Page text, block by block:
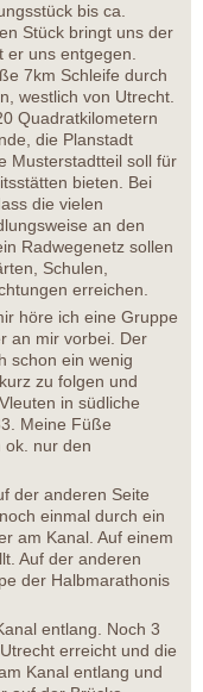
bis ca.
Stück bringt uns der
uns entgegen.
7km Schleife durch
westlich von Utrecht.
Quadratkilometern
die Planstadt
Musterstadtteil soll für
bieten. Bei
die vielen
an den
Radwegenetz sollen
Schulen,
erreichen.
höre ich eine Gruppe
an mir vorbei. Der
schon ein wenig
zu folgen und
in südliche
Meine Füße
ok. nur den
der anderen Seite
einmal durch ein
am Kanal. Auf einem
Auf der anderen
der Halbmarathonis
entlang. Noch 3
erreicht und die
Kanal entlang und